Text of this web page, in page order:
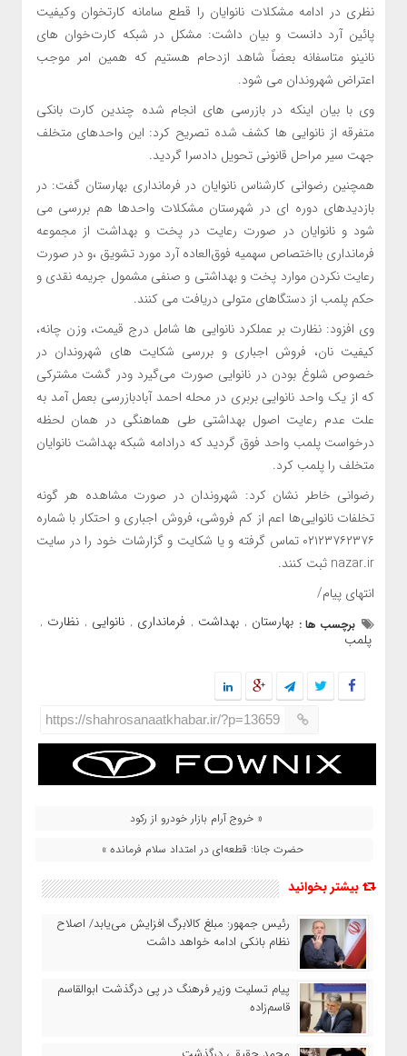
نظری در ادامه مشکلات نانوایان را قطع سامانه کارتخوان وکیفیت
پائین آرد دانست و بیان داشت: مشکل در شبکه کارت‌خوان های
نانینو متاسفانه بعضاً شاهد ازدحام هستیم که همین امر موجب
اعتراض شهروندان می شود.
وی با بیان اینکه در بازرسی های انجام شده چندین کارت بانکی
متفرقه از نانوایی ها کشف شده تصریح کرد: این واحدهای متخلف
جهت سیر مراحل قانونی تحویل دادسرا گردید.
همچنین رضوانی کارشناس نانوایان در فرمانداری بهارستان گفت: در
بازدیدهای دوره‌ ای در شهرستان مشکلات واحدها هم بررسی می
شود و نانوایان در صورت رعایت در پخت و بهداشت از مجموعه
فرمانداری بااختصاص سهمیه فوق‌العاده آرد مورد تشویق ،و در صورت
رعایت نکردن موارد پخت و بهداشتی و صنفی مشمول جریمه نقدی و
حکم پلمب از دستگاهای متولی دریافت می کنند.
وی افزود: نظارت بر عملکرد نانوایی ها شامل درج قیمت، وزن چانه،
کیفیت نان، فروش اجباری و بررسی شکایت های شهروندان در
خصوص شلوغ بودن در نانوایی صورت می‌گیرد ودر گشت مشترکی
که از یک واحد نانوایی بربری در محله احمد آبادبازرسی بعمل آمد به
علت عدم رعایت اصول بهداشتی طی هماهنگی در همان لحظه
درخواست پلمب واحد فوق گردید که درادامه شبکه بهداشت نانوایان
متخلف را پلمب کرد.
رضوانی خاطر نشان کرد: شهروندان در صورت مشاهده هر گونه
تخلفات نانوایی‌ها اعم از کم فروشی، فروش اجباری و احتکار با شماره
۰۲۱۲۳۷۶۲۳۷۶ تماس گرفته و یا شکایت و گزارشات خود را در سایت
nazar.ir ثبت کنند.
انتهای پیام/
برچسب ها : بهارستان , بهداشت , فرمانداری , نانوایی , نظارت ,
پلمب
https://shahrosanaatkhabar.ir/?p=13659
« خروج آرام بازار خودرو از رکود
حضرت جانا: قطعه‌ای در امتداد سلام فرمانده »
بیشتر بخوانید
رئیس‌ جمهور: مبلغ کالابرگ افزایش می‌یابد/ اصلاح
نظام بانکی ادامه خواهد داشت
پیام تسلیت وزیر فرهنگ در پی درگذشت ابوالقاسم
قاسم‌زاده